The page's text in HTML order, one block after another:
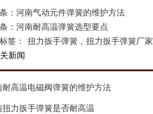
： 河南气动元件弹簧的维护方法
： 河南耐高温弹簧选型要点
签：
扭力扳手弹簧 , 扭力扳手弹簧厂家
新闻
耐高温电磁阀弹簧的维护方法
扭力扳手弹簧是否耐高温